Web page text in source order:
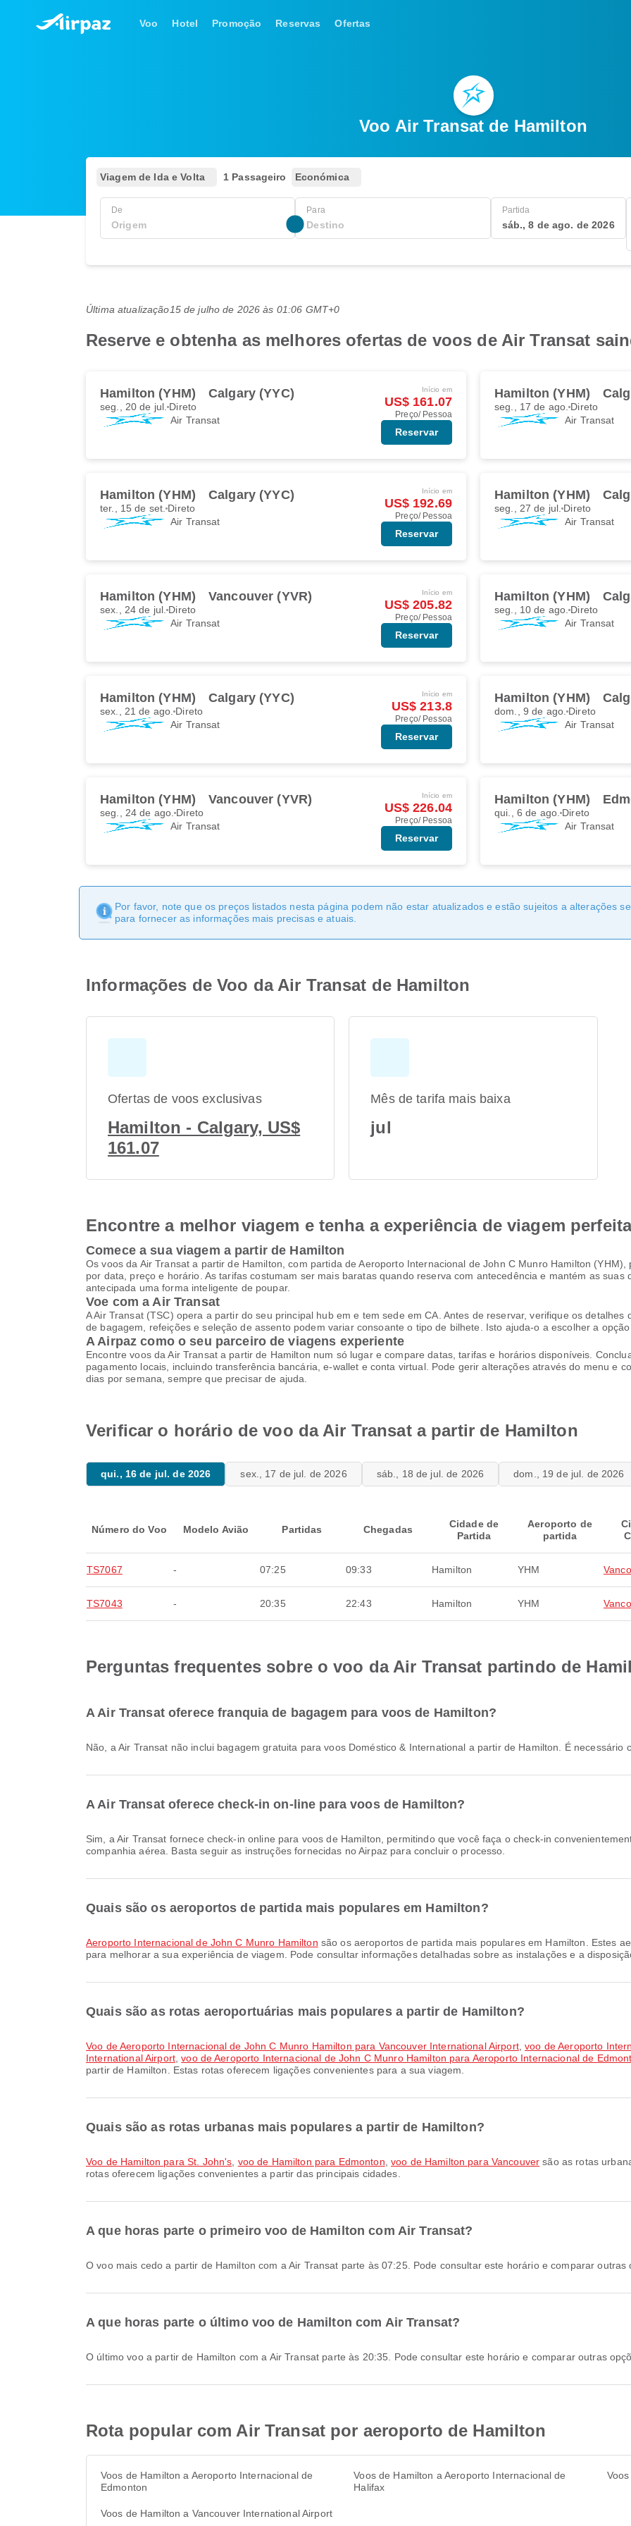
Voo Hotel Promoção Reservas Ofertas
Voo Air Transat de Hamilton
Viagem de Ida e Volta 1 Passageiro Económica
De Para Partida
sáb., 8 de ago. de 2026
Última atualização15 de julho de 2026 às 01:06 GMT+0
Reserve e obtenha as melhores ofertas de voos de Air Transat
Hamilton (YHM) Calgary (YYC)
seg., 20 de jul. Direto
Air Transat
Início em
US$ 161.07
Preço/ Pessoa
Reservar
Hamilton (YHM)
seg., 17 de ago. Direto
Air Transat
Hamilton (YHM) Calgary (YYC)
ter., 15 de set. Direto
Air Transat
Início em
US$ 192.69
Preço/ Pessoa
Reservar
Hamilton (YHM)
seg., 27 de jul. Direto
Air Transat
Hamilton (YHM) Vancouver (YVR)
sex., 24 de jul. Direto
Air Transat
Início em
US$ 205.82
Preço/ Pessoa
Reservar
Hamilton (YHM)
seg., 10 de ago. Direto
Air Transat
Hamilton (YHM) Calgary (YYC)
sex., 21 de ago. Direto
Air Transat
Início em
US$ 213.8
Preço/ Pessoa
Reservar
Hamilton (YHM)
dom., 9 de ago. Direto
Air Transat
Hamilton (YHM) Vancouver (YVR)
seg., 24 de ago. Direto
Air Transat
Início em
US$ 226.04
Preço/ Pessoa
Reservar
Hamilton (YHM)
qui., 6 de ago. Direto
Air Transat
Por favor, note que os preços listados nesta página podem não estar atualizados e estão sujeitos a alterações
para fornecer as informações mais precisas e atuais.
Informações de Voo da Air Transat de Hamilton
Ofertas de voos exclusivas
Hamilton - Calgary, US$
161.07
Mês de tarifa mais baixa
jul
Encontre a melhor viagem e tenha a experiência de viagem
Comece a sua viagem a partir de Hamilton
Os voos da Air Transat a partir de Hamilton, com partida de Aeroporto Internacional de John C Munro Hamilton
por data, preço e horário. As tarifas costumam ser mais baratas quando reserva com antecedência e mantém as
antecipada uma forma inteligente de poupar.
Voe com a Air Transat
A Air Transat (TSC) opera a partir do seu principal hub em e tem sede em CA. Antes de reservar, verifique os
de bagagem, refeições e seleção de assento podem variar consoante o tipo de bilhete. Isto ajuda-o a escolher a
A Airpaz como o seu parceiro de viagens experiente
Encontre voos da Air Transat a partir de Hamilton num só lugar e compare datas, tarifas e horários disponíveis.
pagamento locais, incluindo transferência bancária, e-wallet e conta virtual. Pode gerir alterações através do menu e
dias por semana, sempre que precisar de ajuda.
Verificar o horário de voo da Air Transat a partir de Hamilton
qui., 16 de jul. de 2026 sex., 17 de jul. de 2026 sáb., 18 de jul. de 2026 dom., 19 de jul. de 2026
Número do Voo Modelo Avião Partidas Chegadas
Cidade de
Partida
Aeroporto de
partida
TS7067 - 07:25 09:33 Hamilton YHM
TS7043 - 20:35 22:43 Hamilton YHM
Perguntas frequentes sobre o voo da Air Transat partindo de
A Air Transat oferece franquia de bagagem para voos de Hamilton?
Não, a Air Transat não inclui bagagem gratuita para voos Doméstico & International a partir de Hamilton. É
A Air Transat oferece check-in on-line para voos de Hamilton?
Sim, a Air Transat fornece check-in online para voos de Hamilton, permitindo que você faça o check-in convenientemente para o seu voo através do site ou aplicativo da
companhia aérea. Basta seguir as instruções fornecidas no Airpaz para concluir o processo.
Quais são os aeroportos de partida mais populares em Hamilton?
Aeroporto Internacional de John C Munro Hamilton são os aeroportos de partida mais populares em Hamilton. Estes
para melhorar a sua experiência de viagem. Pode consultar informações detalhadas sobre as instalações e a
Quais são as rotas aeroportuárias mais populares a partir de Hamilton?
voo de Aeroporto Internacional de John C Munro Hamilton para Vancouver International Airport,voo de Aeroporto
International Airport,voo de Aeroporto Internacional de John C Munro Hamilton para Aeroporto Internacional de
partir de Hamilton. Estas rotas oferecem ligações convenientes para a sua viagem.
Quais são as rotas urbanas mais populares a partir de Hamilton?
voo de Hamilton para St. John's voo de Hamilton para Edmonton voo de Hamilton para Vancouver são as rotas
rotas oferecem ligações convenientes a partir das principais cidades.
A que horas parte o primeiro voo de Hamilton com Air Transat?
O voo mais cedo a partir de Hamilton com a Air Transat parte às 07:25. Pode consultar este horário e comparar
A que horas parte o último voo de Hamilton com Air Transat?
O último voo a partir de Hamilton com a Air Transat parte às 20:35. Pode consultar este horário e comparar outras
Rota popular com Air Transat por aeroporto de Hamilton
Voos de Hamilton a Aeroporto Internacional de
Edmonton
Voos de Hamilton a Aeroporto Internacional de
Halifax
Voos de Hamilton a Vancouver International Airport